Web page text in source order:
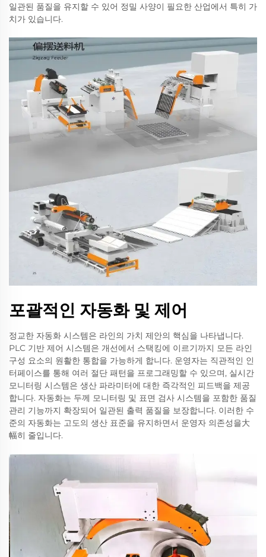
일관된 품질을 유지할 수 있어 정밀 사양이 필요한 산업에서 특히 가
치가 있습니다.
포괄적인 자동화 및 제어
정교한 자동화 시스템은 라인의 가치 제안의 핵심을 나타냅니다.
PLC 기반 제어 시스템은 개선에서 스택킹에 이르기까지 모든 라인
구성 요소의 원활한 통합을 가능하게 합니다. 운영자는 직관적인 인
터페이스를 통해 여러 절단 패턴을 프로그래밍할 수 있으며, 실시간
모니터링 시스템은 생산 파라미터에 대한 즉각적인 피드백을 제공
합니다. 자동화는 두께 모니터링 및 표면 검사 시스템을 포함한 품질
관리 기능까지 확장되어 일관된 출력 품질을 보장합니다. 이러한 수
준의 자동화는 고도의 생산 표준을 유지하면서 운영자 의존성을大
幅히 줄입니다.